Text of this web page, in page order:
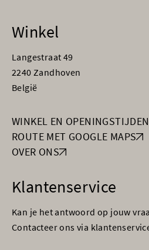
Winkel
Langestraat 49
2240 Zandhoven
België
WINKEL EN OPENINGSTIJDEN
ROUTE MET GOOGLE MAPS
OVER ONS
Klantenservice
Kan je het antwoord op jouw
Contacteer ons via